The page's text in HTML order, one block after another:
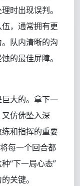
时出现误判。
，通常拥有更
队内清晰的沟
的最佳屏障。
大的。拿下一
仿佛坠入深
和指挥的重要
每一个回合都
“下一局心态”
关键。